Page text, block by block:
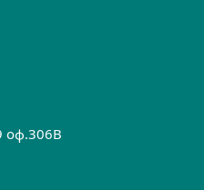
оф.306B